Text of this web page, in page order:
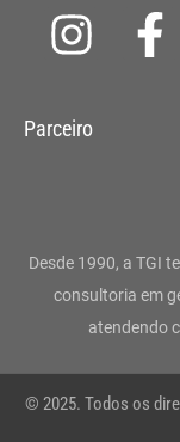
I
s
g
r
a
m
F
a
o
o
k
-
Parceiro
Desde 1990, a TGI
consultoria em
atendendo
© 2025. Todos os